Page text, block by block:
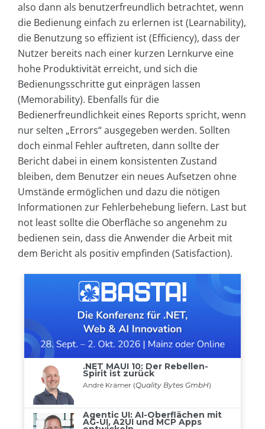
also dann als benutzerfreundlich betrachtet, wenn
die Bedienung einfach zu erlernen ist (Learnability),
die Benutzung so effizient ist (Efficiency), dass der
Nutzer bereits nach einer kurzen Lernkurve eine
hohe Produktivität erreicht, und sich die
Bedienungsschritte gut einprägen lassen
(Memorability). Ebenfalls für die
Bedienerfreundlichkeit eines Reports spricht, wenn
nur selten „Errors“ ausgegeben werden. Sollten
doch einmal Fehler auftreten, dann sollte der
Bericht dabei in einem konsistenten Zustand
bleiben, dem Benutzer ein neues Aufsetzen ohne
Umstände ermöglichen und dazu die nötigen
Informationen zur Fehlerbehebung liefern. Last but
not least sollte die Oberfläche so angenehm zu
bedienen sein, dass die Anwender die Arbeit mit
dem Bericht als positiv empfinden (Satisfaction).